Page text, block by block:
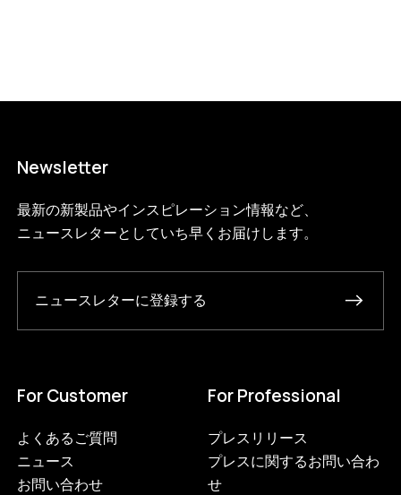
Newsletter
最新の新製品やインスピレーション情報など、
ニュースレターとしていち早くお届けします。
ニュースレターに登録する
For Customer
よくあるご質問
ニュース
お問い合わせ
For Professional
プレスリリース
プレスに関するお問い合わ
せ